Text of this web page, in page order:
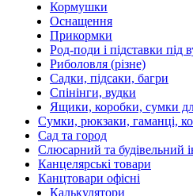
Кормушки
Оснащення
Прикормки
Род-поди і підставки під
Риболовля (різне)
Садки, підсаки, багри
Спінінги, вудки
Ящики, коробки, сумки
Сумки, рюкзаки, гаманці,
Сад та город
Слюсарний та будівельний
Канцелярські товари
Канцтовари офісні
Калькулятори